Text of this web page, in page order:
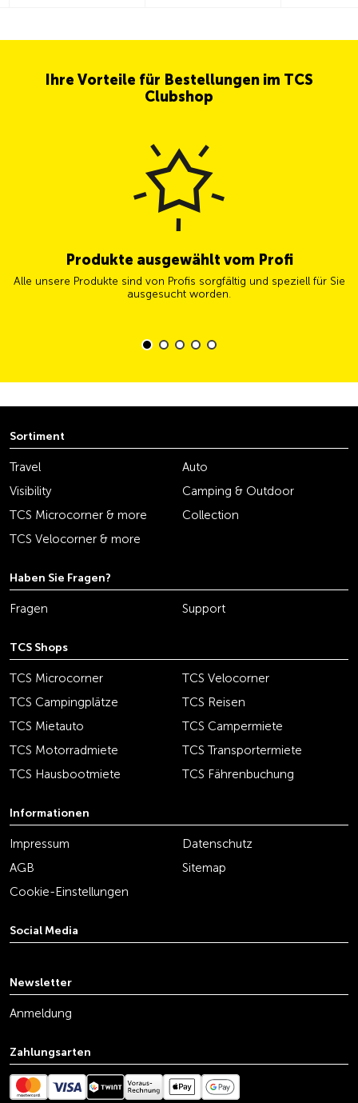
Ihre Vorteile für Bestellungen im TCS
Clubshop
Produkte ausgewählt vom Profi
Alle unsere Produkte sind von Profis sorgfältig und speziell für Sie
ausgesucht worden.
Sortiment
Travel
Auto
Visibility
Camping & Outdoor
TCS Microcorner & more
Collection
TCS Velocorner & more
Haben Sie Fragen?
Fragen Support
TCS Shops
TCS Microcorner
TCS Velocorner
TCS Campingplätze
TCS Reisen
TCS Mietauto
TCS Campermiete
TCS Motorradmiete
TCS Transportermiete
TCS Hausbootmiete
TCS Fährenbuchung
Informationen
Impressum
Datenschutz
AGB
Sitemap
Cookie-Einstellungen
Social Media
Newsletter
Anmeldung
Zahlungsarten